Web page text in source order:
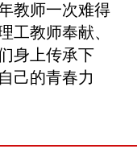
教师一次难得
工教师奉献、
身上传承下
己的青春力